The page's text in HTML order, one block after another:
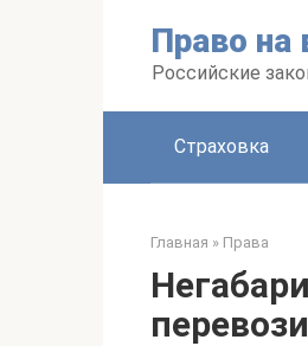
Право на
Российские
Страховка
Главная » Права